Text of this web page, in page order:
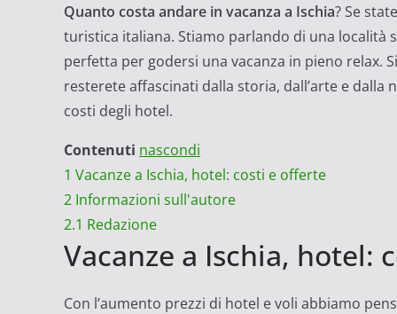
Quanto costa andare in vacanza a Ischia? Se
turistica italiana. Stiamo parlando di una località
perfetta per godersi una vacanza in pieno relax.
resterete affascinati dalla storia, dall’arte e dalla
costi degli hotel.
Contenuti nascondi
1 Vacanze a Ischia, hotel: costi e offerte
2 Informazioni sull'autore
2.1 Redazione
Vacanze a Ischia, hotel:
Con l’aumento prezzi di hotel e voli abbiamo